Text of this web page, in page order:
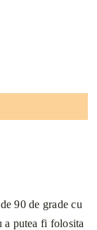
90 de grade cu
a putea fi folosita